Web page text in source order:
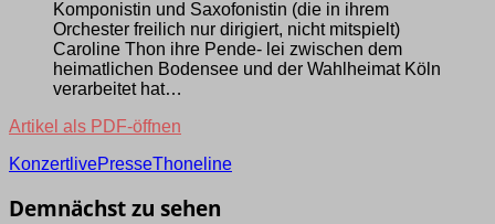
Komponistin und Saxofonistin (die in ihrem
Orchester freilich nur dirigiert, nicht mitspielt)
Caroline Thon ihre Pende- lei zwischen dem
heimatlichen Bodensee und der Wahlheimat Köln
verarbeitet hat…
Artikel als PDF-öffnen
KonzertlivePresseThoneline
Demnächst zu sehen